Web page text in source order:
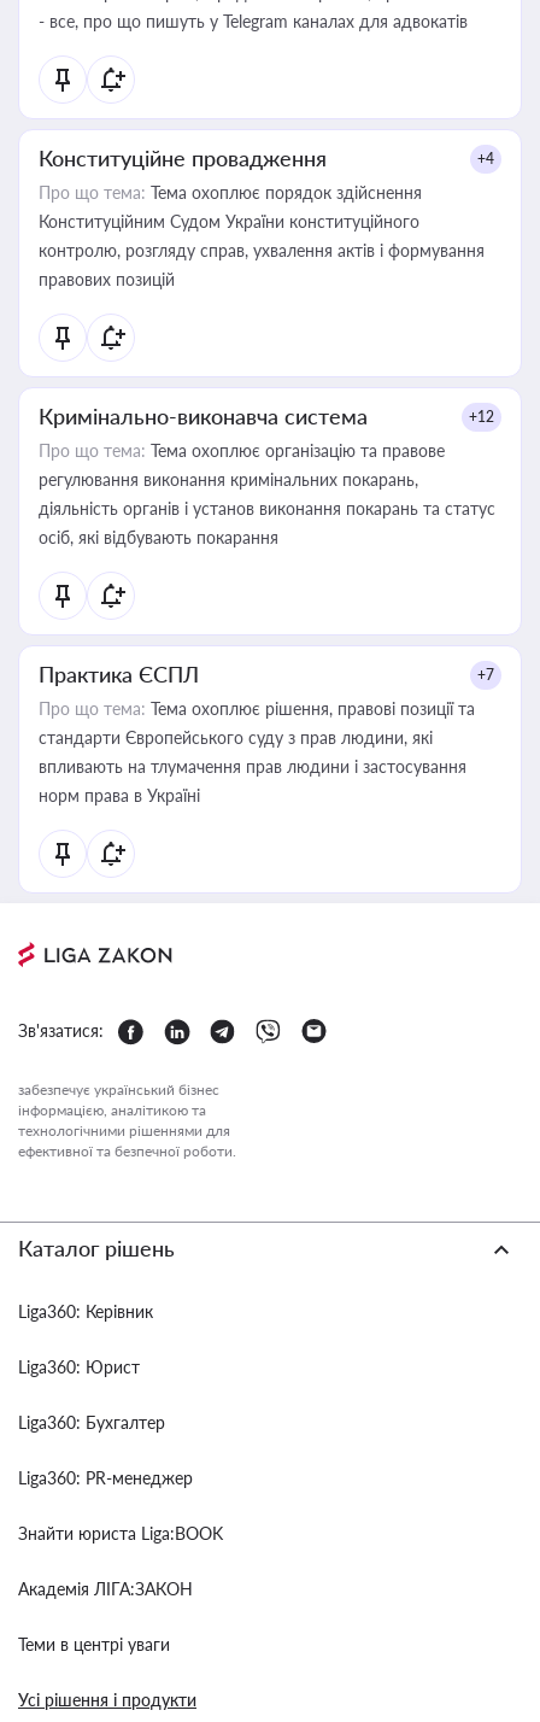
- все, про що пишуть у Telegram каналах для адвокатів
Конституційне провадження +4
Про що тема: Тема охоплює порядок здійснення
Конституційним Судом України конституційного
контролю, розгляду справ, ухвалення актів і формування
правових позицій
Кримінально-виконавча система +12
Про що тема: Тема охоплює організацію та правове
регулювання виконання кримінальних покарань,
діяльність органів і установ виконання покарань та статус
осіб, які відбувають покарання
Практика ЄСПЛ +7
Про що тема: Тема охоплює рішення, правові позиції та
стандарти Європейського суду з прав людини, які
впливають на тлумачення прав людини і застосування
норм права в Україні
Зв'язатися:
забезпечує український бізнес
інформацією, аналітикою та
технологічними рішеннями для
ефективної та безпечної роботи.
Каталог рішень
Liga360: Керівник
Liga360: Юрист
Liga360: Бухгалтер
Liga360: PR-менеджер
Знайти юриста Liga:BOOK
Академія ЛІГА:ЗАКОН
Теми в центрі уваги
Усі рішення і продукти